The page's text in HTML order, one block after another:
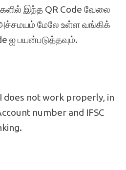
இந்த QR Code வேலை
மேலே உள்ள வங்கிக்
ஐ பயன்படுத்தவும்.
does not work properly, in
number and IFSC